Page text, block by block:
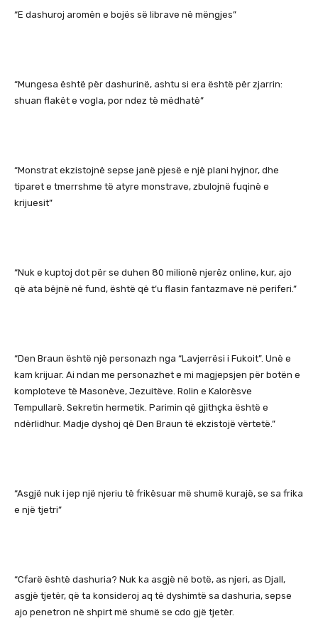
“E dashuroj aromën e bojës së librave në mëngjes”
“Mungesa është për dashurinë, ashtu si era është për zjarrin:
shuan flakët e vogla, por ndez të mëdhatë”
“Monstrat ekzistojnë sepse janë pjesë e një plani hyjnor, dhe
tiparet e tmerrshme të atyre monstrave, zbulojnë fuqinë e
krijuesit”
“Nuk e kuptoj dot për se duhen 80 milionë njerëz online, kur, ajo
që ata bëjnë në fund, është që t’u flasin fantazmave në periferi.”
“Den Braun është një personazh nga “Lavjerrësi i Fukoit”. Unë e
kam krijuar. Ai ndan me personazhet e mi magjepsjen për botën e
komploteve të Masonëve, Jezuitëve. Rolin e Kalorësve
Tempullarë. Sekretin hermetik. Parimin që gjithçka është e
ndërlidhur. Madje dyshoj që Den Braun të ekzistojë vërtetë.”
“Asgjë nuk i jep një njeriu të frikësuar më shumë kurajë, se sa frika
e një tjetri”
“Cfarë është dashuria? Nuk ka asgjë në botë, as njeri, as Djall,
asgjë tjetër, që ta konsideroj aq të dyshimtë sa dashuria, sepse
ajo penetron në shpirt më shumë se cdo gjë tjetër.